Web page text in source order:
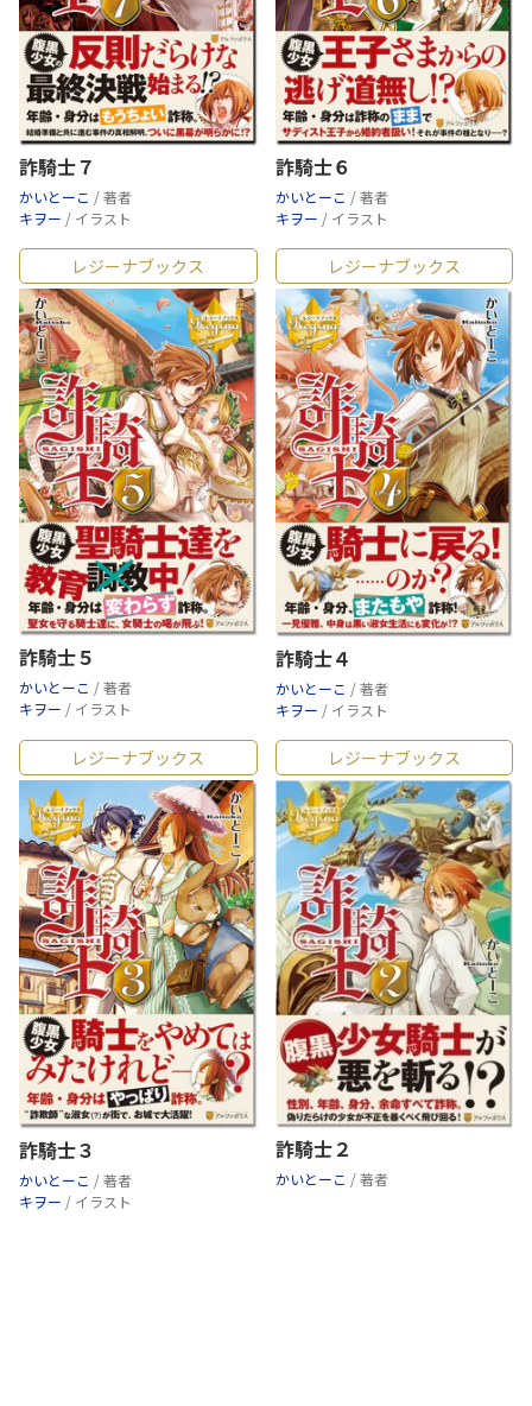
詐騎士７
かいとーこ / 著者
キヲー / イラスト
詐騎士６
かいとーこ / 著者
キヲー / イラスト
レジーナブックス
詐騎士５
かいとーこ / 著者
キヲー / イラスト
レジーナブックス
詐騎士４
かいとーこ / 著者
キヲー / イラスト
レジーナブックス
詐騎士３
かいとーこ / 著者
キヲー / イラスト
レジーナブックス
詐騎士２
かいとーこ / 著者